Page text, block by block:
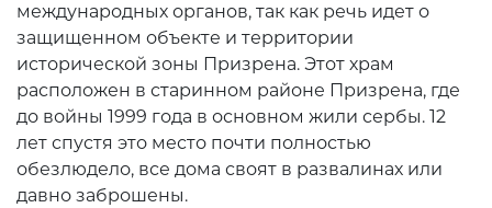
международных органов, так как речь идет о
защищенном объекте и территории
исторической зоны Призрена. Этот храм
расположен в старинном районе Призрена, где
до войны 1999 года в основном жили сербы. 12
лет спустя это место почти полностью
обезлюдело, все дома своят в развалинах или
давно заброшены.